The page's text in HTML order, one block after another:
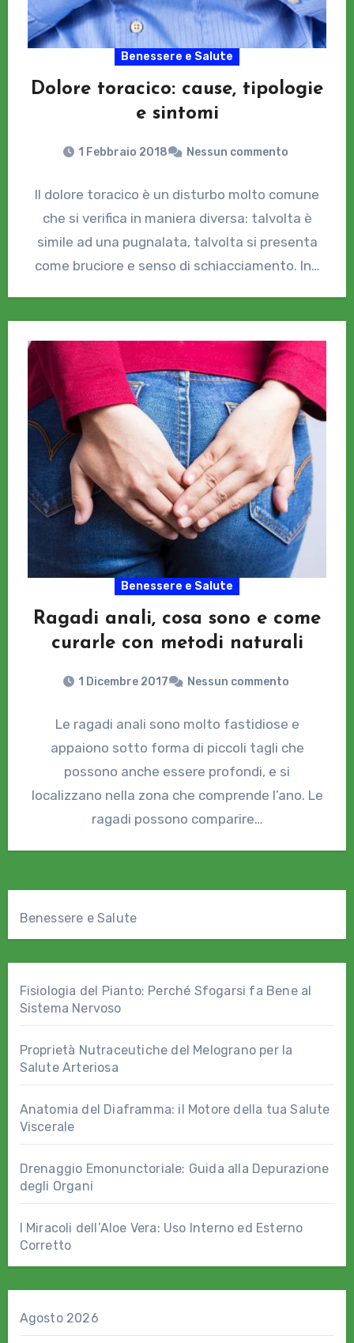
Benessere e Salute
Dolore toracico: cause, tipologie
e sintomi
1 Febbraio 2018 Nessun commento
Il dolore toracico è un disturbo molto comune
che si verifica in maniera diversa: talvolta è
simile ad una pugnalata, talvolta si presenta
come bruciore e senso di schiacciamento. In…
Benessere e Salute
Ragadi anali, cosa sono e come
curarle con metodi naturali
1 Dicembre 2017 Nessun commento
Le ragadi anali sono molto fastidiose e
appaiono sotto forma di piccoli tagli che
possono anche essere profondi, e si
localizzano nella zona che comprende l’ano. Le
ragadi possono comparire…
Benessere e Salute
Fisiologia del Pianto: Perché Sfogarsi fa Bene al
Sistema Nervoso
Proprietà Nutraceutiche del Melograno per la
Salute Arteriosa
Anatomia del Diaframma: il Motore della tua Salute
Viscerale
Drenaggio Emonunctoriale: Guida alla Depurazione
degli Organi
I Miracoli dell’Aloe Vera: Uso Interno ed Esterno
Corretto
Agosto 2026